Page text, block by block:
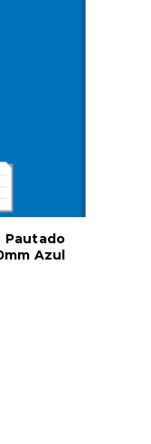
Pautado
Azul